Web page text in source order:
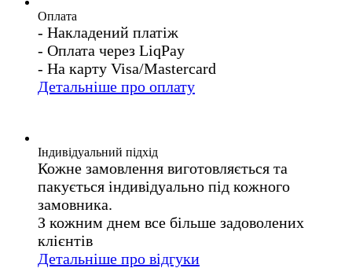
Оплата
- Накладений платіж
- Оплата через LiqPay
- На карту Visa/Mastercard
Детальніше про оплату
Індивідуальний підхід
Кожне замовлення виготовляється та
пакується індивідуально під кожного
замовника.
З кожним днем все більше задоволених
клієнтів
Детальніше про відгуки